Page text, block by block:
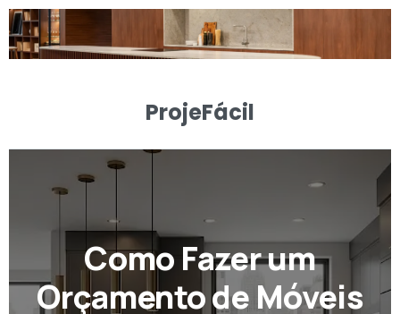
ProjeFácil
Como Fazer um
Orçamento de Móveis